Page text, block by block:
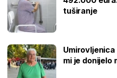
tuširanje
mi je donijelo